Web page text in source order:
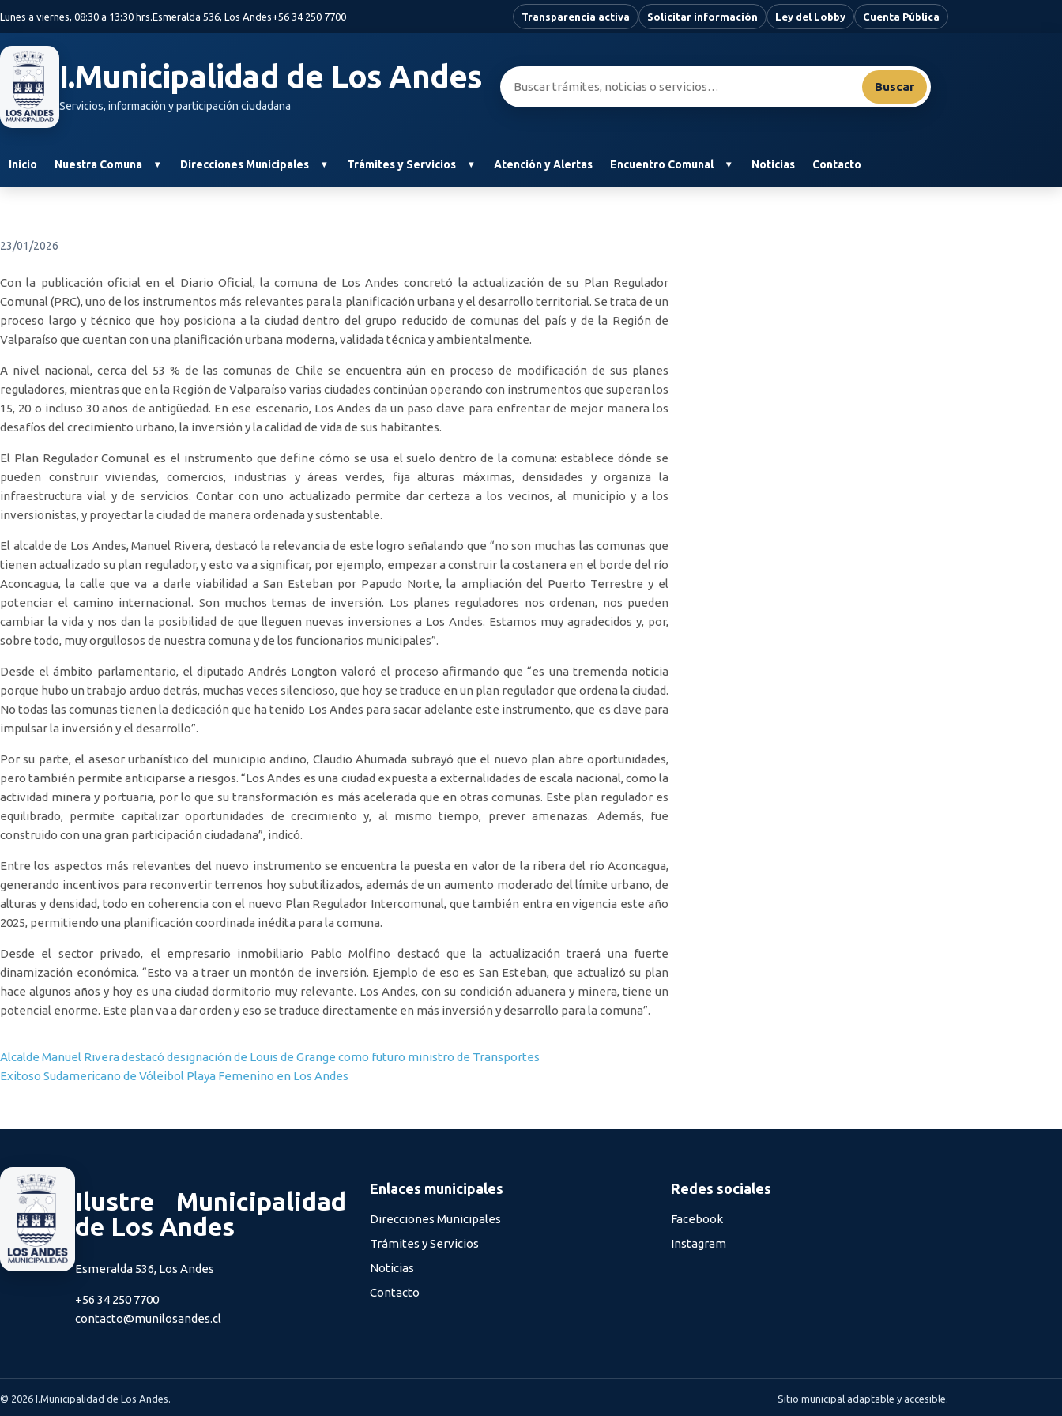
Lunes a viernes, 08:30 a 13:30 hrs.Esmeralda 536, Los Andes+56 34 250 7700 Transparencia activa Solicitar información Ley del Lobby Cuenta Pública
I.Municipalidad de Los Andes
Servicios, información y participación ciudadana
Buscar:
Buscar
Inicio Nuestra Comuna Direcciones Municipales Trámites y Servicios Atención y Alertas Encuentro Comunal Noticias Contacto
23/01/2026
Con la publicación oficial en el Diario Oficial, la comuna de Los Andes concretó la actualización de su Plan Regulador
Comunal (PRC), uno de los instrumentos más relevantes para la planificación urbana y el desarrollo territorial. Se trata de un
proceso largo y técnico que hoy posiciona a la ciudad dentro del grupo reducido de comunas del país y de la Región de
Valparaíso que cuentan con una planificación urbana moderna, validada técnica y ambientalmente.
A nivel nacional, cerca del 53 % de las comunas de Chile se encuentra aún en proceso de modificación de sus planes
reguladores, mientras que en la Región de Valparaíso varias ciudades continúan operando con instrumentos que superan los
15, 20 o incluso 30 años de antigüedad. En ese escenario, Los Andes da un paso clave para enfrentar de mejor manera los
desafíos del crecimiento urbano, la inversión y la calidad de vida de sus habitantes.
El Plan Regulador Comunal es el instrumento que define cómo se usa el suelo dentro de la comuna: establece dónde se
pueden construir viviendas, comercios, industrias y áreas verdes, fija alturas máximas, densidades y organiza la
infraestructura vial y de servicios. Contar con uno actualizado permite dar certeza a los vecinos, al municipio y a los
inversionistas, y proyectar la ciudad de manera ordenada y sustentable.
El alcalde de Los Andes, Manuel Rivera, destacó la relevancia de este logro señalando que “no son muchas las comunas que
tienen actualizado su plan regulador, y esto va a significar, por ejemplo, empezar a construir la costanera en el borde del río
Aconcagua, la calle que va a darle viabilidad a San Esteban por Papudo Norte, la ampliación del Puerto Terrestre y el
potenciar el camino internacional. Son muchos temas de inversión. Los planes reguladores nos ordenan, nos pueden
cambiar la vida y nos dan la posibilidad de que lleguen nuevas inversiones a Los Andes. Estamos muy agradecidos y, por,
sobre todo, muy orgullosos de nuestra comuna y de los funcionarios municipales”.
Desde el ámbito parlamentario, el diputado Andrés Longton valoró el proceso afirmando que “es una tremenda noticia
porque hubo un trabajo arduo detrás, muchas veces silencioso, que hoy se traduce en un plan regulador que ordena la ciudad.
No todas las comunas tienen la dedicación que ha tenido Los Andes para sacar adelante este instrumento, que es clave para
impulsar la inversión y el desarrollo”.
Por su parte, el asesor urbanístico del municipio andino, Claudio Ahumada subrayó que el nuevo plan abre oportunidades,
pero también permite anticiparse a riesgos. “Los Andes es una ciudad expuesta a externalidades de escala nacional, como la
actividad minera y portuaria, por lo que su transformación es más acelerada que en otras comunas. Este plan regulador es
equilibrado, permite capitalizar oportunidades de crecimiento y, al mismo tiempo, prever amenazas. Además, fue
construido con una gran participación ciudadana”, indicó.
Entre los aspectos más relevantes del nuevo instrumento se encuentra la puesta en valor de la ribera del río Aconcagua,
generando incentivos para reconvertir terrenos hoy subutilizados, además de un aumento moderado del límite urbano, de
alturas y densidad, todo en coherencia con el nuevo Plan Regulador Intercomunal, que también entra en vigencia este año
2025, permitiendo una planificación coordinada inédita para la comuna.
Desde el sector privado, el empresario inmobiliario Pablo Molfino destacó que la actualización traerá una fuerte
dinamización económica. “Esto va a traer un montón de inversión. Ejemplo de eso es San Esteban, que actualizó su plan
hace algunos años y hoy es una ciudad dormitorio muy relevante. Los Andes, con su condición aduanera y minera, tiene un
potencial enorme. Este plan va a dar orden y eso se traduce directamente en más inversión y desarrollo para la comuna”.
Navegación de entradas
Alcalde Manuel Rivera destacó designación de Louis de Grange como futuro ministro de Transportes
Exitoso Sudamericano de Vóleibol Playa Femenino en Los Andes
Ilustre Municipalidad
de Los Andes
Esmeralda 536, Los Andes
+56 34 250 7700
contacto@munilosandes.cl
Enlaces municipales
Direcciones Municipales
Trámites y Servicios
Noticias
Contacto
Redes sociales
Facebook
Instagram
© 2026 I.Municipalidad de Los Andes. Sitio municipal adaptable y accesible.